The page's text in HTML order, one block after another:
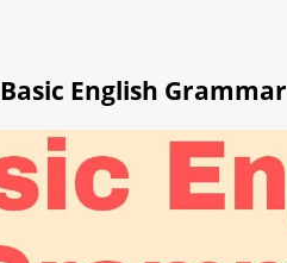
Basic English